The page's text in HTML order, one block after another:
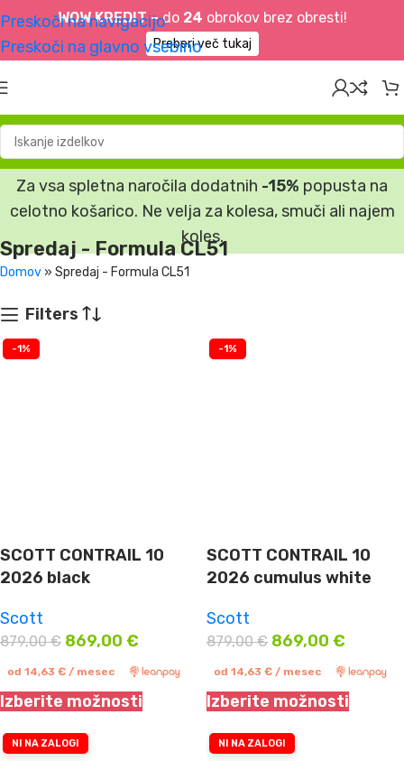
WOW KREDIT –do 24 obrokov brez obresti!
Preberi več tukaj
Preskoči na navigacijo
Preskoči na glavno vsebino
Za vsa spletna naročila dodatnih -15% popusta na
celotno košarico. Ne velja za kolesa, smuči ali najem
koles.
Spredaj - Formula CL51
Domov » Spredaj - Formula CL51
Filters
-1%
SCOTT CONTRAIL 10
2026 black
Scott
879,00€ 869,00 €
od 14,63 € / mesec
Izberite možnosti
-1%
SCOTT CONTRAIL 10
2026 cumulus white
Scott
879,00€ 869,00 €
od 14,63 € / mesec
Izberite možnosti
NI NA ZALOGI NI NA ZALOGI